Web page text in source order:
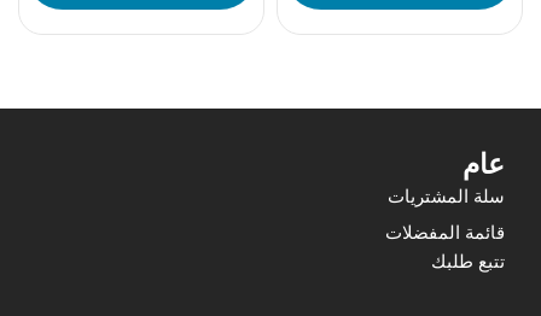
عام
سلة المشتريات
قائمة المفضلات
تتبع طلبك